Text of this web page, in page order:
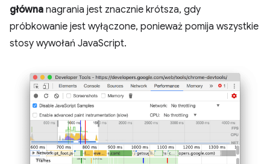
główna nagrania jest znacznie krótsza, gdy
próbkowanie jest wyłączone, ponieważ pomija wszystkie
stosy wywołań JavaScript.